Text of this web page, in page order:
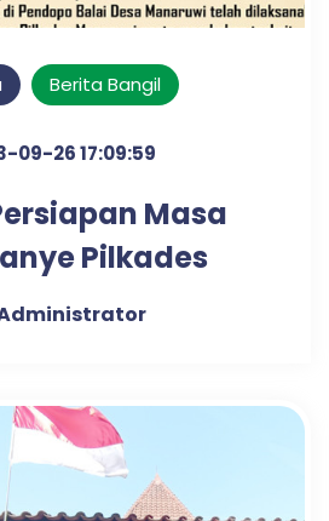
Berita Bangil
09-26 17:09:59
Masa
Pilkades